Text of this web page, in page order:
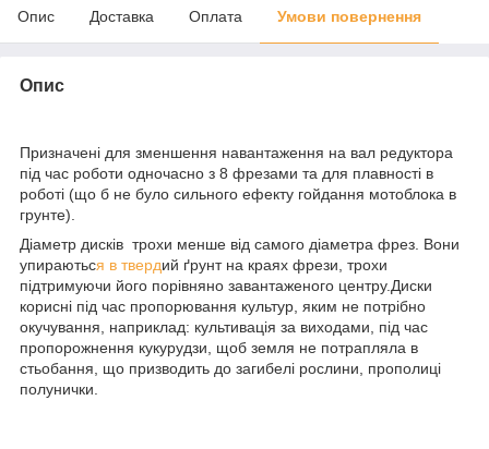
Опис Доставка Оплата Умови повернення
Опис
Призначені для зменшення навантаження на вал редуктора
під час роботи одночасно з 8 фрезами та для плавності в
роботі (що б не було сильного ефекту гойдання мотоблока в
грунте).
Діаметр дисків трохи менше від самого діаметра фрез. Вони
упираються в твердий ґрунт на краях фрези, трохи
підтримуючи його порівняно завантаженого центру.Диски
корисні під час пропорювання культур, яким не потрібно
окучування, наприклад: культивація за виходами, під час
пропорожнення кукурудзи, щоб земля не потрапляла в
стьобання, що призводить до загибелі рослини, прополиці
полунички.